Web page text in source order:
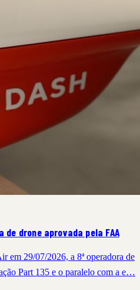
de drone aprovada pela FAA
em 29/07/2026, a 8ª operadora de
Part 135 e o paralelo com a e…